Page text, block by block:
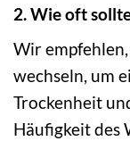
2. Wie oft
Wir
wechseln, um
Trockenheit
Häufigkeit des